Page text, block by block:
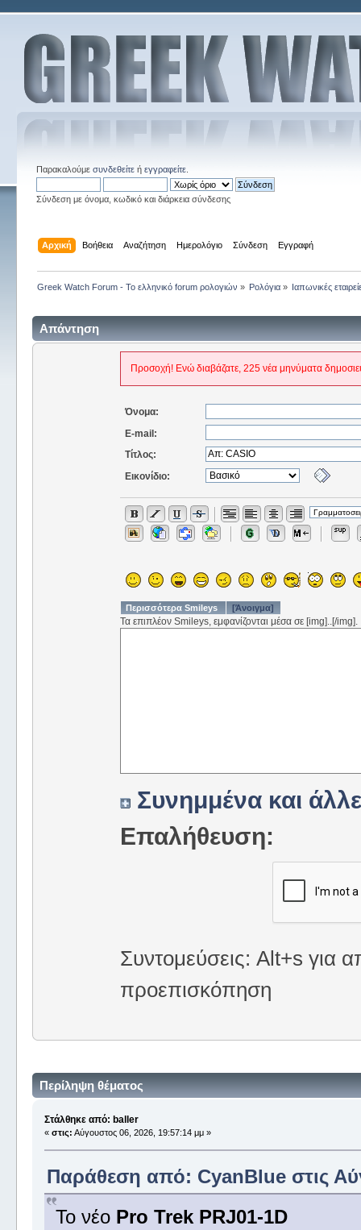
Παρακαλούμε συνδεθείτεή εγγραφείτε.
Σύνδεση με όνομα, κωδικό και διάρκεια σύνδεσης
Αρχική Βοήθεια Αναζήτηση Ημερολόγιο Σύνδεση Εγγραφή
Greek Watch Forum - Το ελληνικό forum ρολογιών » Ρολόγια » Ιαπωνικές
Απάντηση
Προσοχή! Ενώ διαβάζατε, 225 νέα μηνύματα
Όνομα:
E-mail:
Τίτλος:
Εικονίδιο:
Περισσότερα Smileys [Άνοιγμα]
Τα επιπλέον Smileys, εμφανίζονται μέσα σε [img]..[/img].
Συνημμένα και
Επαλήθευση:
Συντομεύσεις: Alt+s για
προεπισκόπηση
Περίληψη θέματος
Στάλθηκε από: baller
« στις: Αύγουστος 06, 2026, 19:57:14 μμ »
Παράθεση από: CyanBlue στις
To νέο Pro Trek PRJ01-1D